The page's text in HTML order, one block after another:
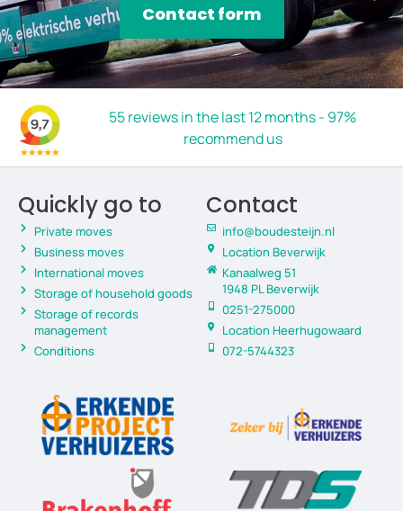
Contact form
55 reviews in the last 12 months - 97%
recommend us
Contact
info@boudesteijn.nl
Location Beverwijk
Kanaalweg 51
1948 PL Beverwijk
0251-275000
Location Heerhugowaard
072-5744323
Quickly go to
Private moves
Business moves
International moves
Storage of household goods
Storage of records
management
Conditions